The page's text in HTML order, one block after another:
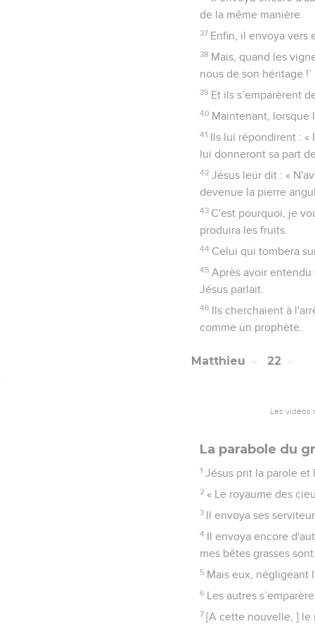
de la même manière.
37 Enfin, il envoya vers
38 Mais, quand les
nous de son héritage !’
39 Et ils s’emparèrent
40 Maintenant, lorsque
41 Ils lui répondirent : «
lui donneront sa part
42 Jésus leur dit : «
devenue la pierre
43 C'est pourquoi, je
produira les fruits.
44 Celui qui tombera
45 Après avoir entendu
Jésus parlait.
46 Ils cherchaient à
comme un prophète.
Matthieu 22
Les vidéos
La parabole du
1 Jésus prit la parole et
2 « Le royaume des
3 Il envoya ses
4 Il envoya encore
mes bêtes grasses
5 Mais eux, négligeant
6 Les autres
7 [A cette nouvelle, ] le